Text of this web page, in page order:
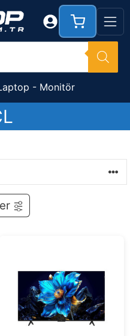
- Monitör